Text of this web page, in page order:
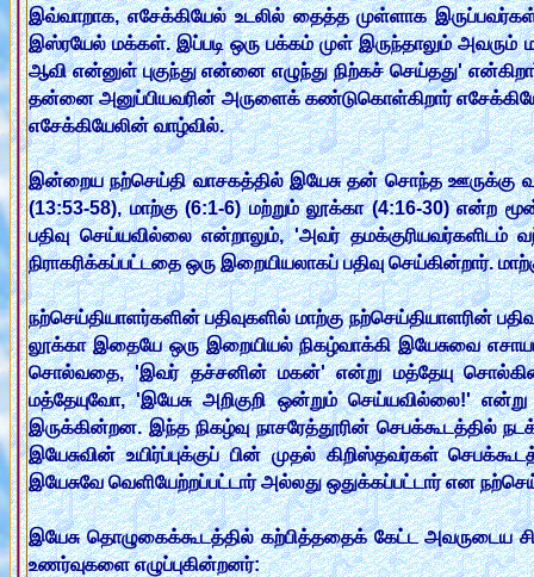
இவ்வாறாக, எசேக்கியேல் உடலில் தைத்த முள்ளாக
இஸ்ரயேல் மக்கள். இப்படி ஒரு பக்கம் முள் இருந்தாலும்
ஆவி என்னுள் புகுந்து என்னை எழுந்து நிற்கச் செய்தது'
தன்னை அனுப்பியவரின் அருளைக் கண்டுகொள்கிறார்
எசேக்கியேலின் வாழ்வில்.
இன்றைய நற்செய்தி வாசகத்தில் இயேசு தன் சொந்த ஊருக்கு
(13:53-58), மாற்கு (6:1-6) மற்றும் லூக்கா (4:16-30) என்ற
பதிவு செய்யவில்லை என்றாலும், 'அவர்
நிராகரிக்கப்பட்டதை ஒரு இறையியலாகப் பதிவு செய்கின்றார்.
நற்செய்தியாளர்களின் பதிவுகளில் மாற்கு நற்செய்தியாளரின்
லூக்கா இதையே ஒரு இறையியல் நிகழ்வாக்கி இயேசுவை
சொல்வதை, 'இவர் தச்சனின் மகன்' என்று மத்தேயு
மத்தேயுவோ, 'இயேசு அறிகுறி ஒன்றும் செய்யவில்லை!' என்று
இருக்கின்றன. இந்த நிகழ்வு நாசரேத்தூரின் செபக்கூடத்தில்
இயேசுவின் உயிர்ப்புக்குப் பின் முதல் கிறிஸ்தவர்கள்
இயேசுவே வெளியேற்றப்பட்டார் அல்லது ஒதுக்கப்பட்டார் என
இயேசு தொழுகைக்கூடத்தில் கற்பித்ததைக் கேட்ட அவருடைய
உணர்வுகளை எழுப்புகின்றனர்: